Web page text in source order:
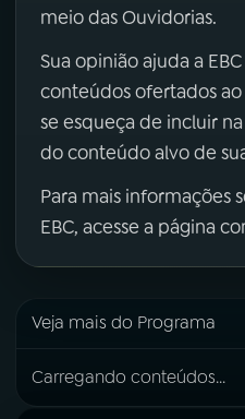
meio das Ouvidorias.
Sua opinião ajuda a
conteúdos ofertados ao
se esqueça de incluir
do conteúdo alvo de
Para mais informações
EBC, acesse a página
Veja mais do Programa
Carregando conteúdos...